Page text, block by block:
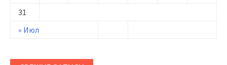
« Июл
31